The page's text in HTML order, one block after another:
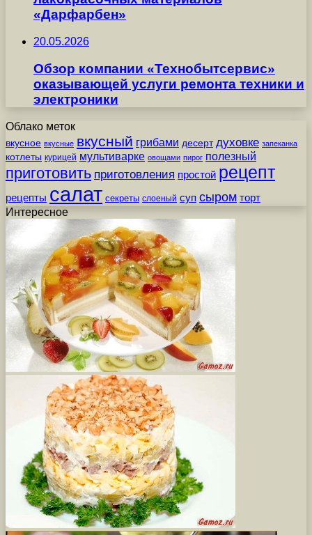
«Дарфарбен»
20.05.2026
Обзор компании «Технобытсервис»
оказывающей услуги ремонта техники и
электроники
Облако меток
вкусное вкусные вкусный грибами десерт духовке запеканка
котлеты курицей мультиварке овощами пирог полезный
приготовить приготовления простой рецепт
рецепты салат секреты слоеный суп сыром торт
Интересное